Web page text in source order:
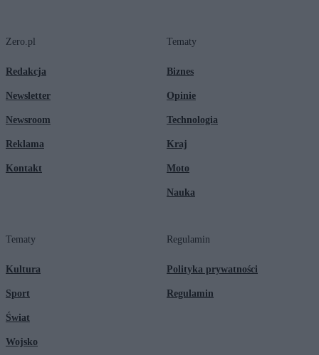
Zero.pl
Redakcja
Newsletter
Newsroom
Reklama
Kontakt
Tematy
Biznes
Opinie
Technologia
Kraj
Moto
Nauka
Tematy
Kultura
Sport
Świat
Wojsko
Regulamin
Polityka prywatności
Regulamin